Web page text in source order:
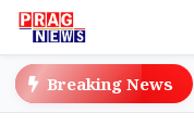
Breaking News
নাই: শিক্ষামন্ত্ৰী পেগুৰ